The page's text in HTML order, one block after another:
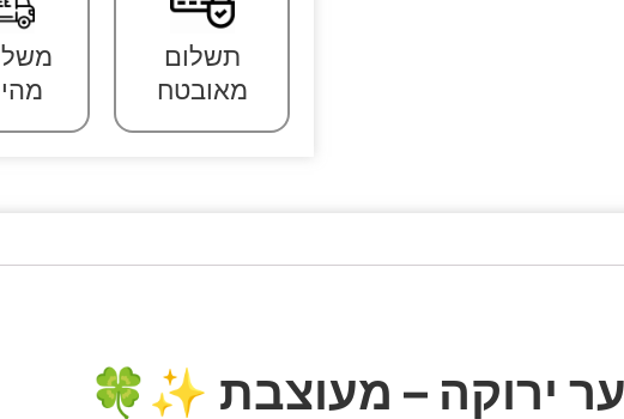
תשלום
מאובטח
ירוקה – מעוצבת ✨🍀